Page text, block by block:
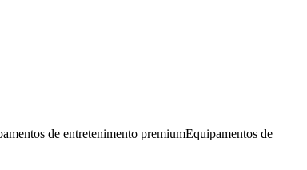
de entretenimento premiumEquipamentos de